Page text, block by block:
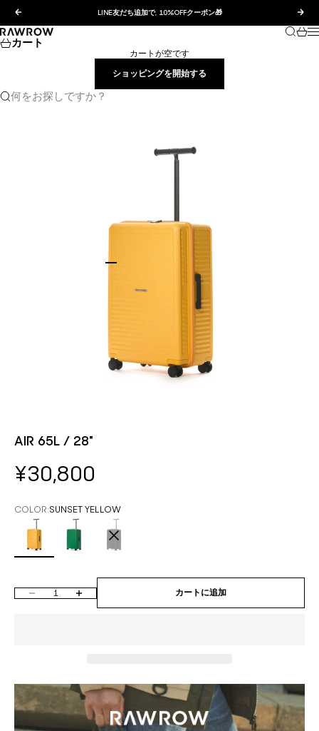
前へ LINE友だち追加で, 10%OFFクーポン🎁
次へ
RAWROW JAPAN
検索カー
カート
カートが空です
ショッピングを開始する
何をお探しですか？
I18n Error: Missing interpolation value "page" for
I18n Error: Missing interpolation value "page"
I18n Error: Missing interpolation value "page"
I18n Error: Missing interpolation value
I18n Error: Missing interpolation value
I18n Error: Missing interpolation value
I18n Error: Missing interpolation value
I18n Error: Missing interpolation value
I18n Error: Missing interpolation
I18n Error: Missing interpolation
I18n Error: Missing interpolation
I18n Error: Missing interpolation
I18n Error: Missing
I18n Error: Missing
I18n Error: Missing
I18n Error: Missing
AIR 65L / 28"
セール価格
¥30,800
COLOR:SUNSET YELLOW
SUNSET YELLOWFOREST GREENREAL BLACK
数量を減らす 数量を増やす カートに追加